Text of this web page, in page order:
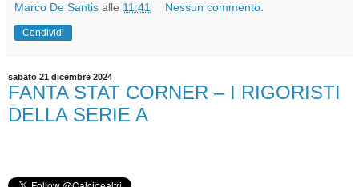
Marco De Santis alle 11:41 Nessun commento:
Condividi
sabato 21 dicembre 2024
FANTA STAT CORNER – I RIGORISTI
DELLA SERIE A